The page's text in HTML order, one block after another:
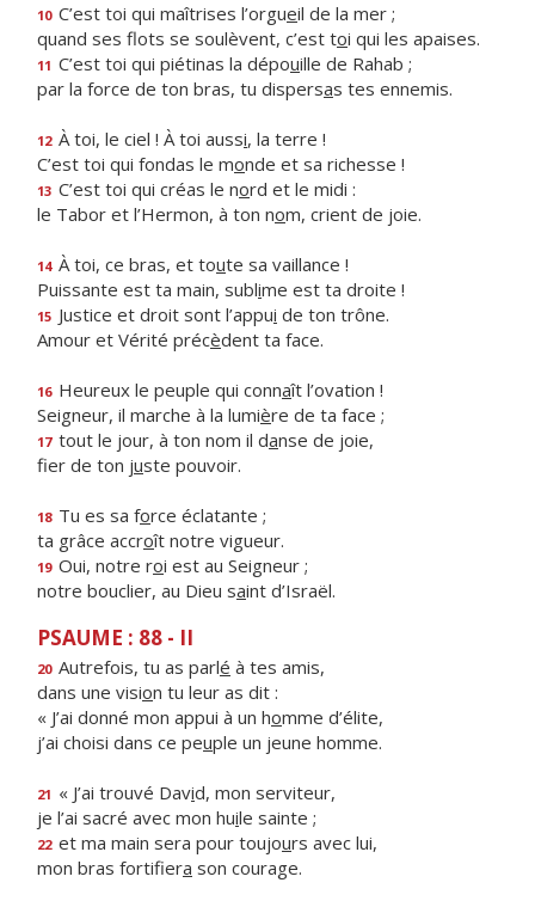
10 C’est toi qui maîtrises l’orgueil de la mer ;
quand ses flots se soulèvent, c’est toi qui les apaises.
11 C’est toi qui piétinas la dépouille de Rahab ;
par la force de ton bras, tu dispersas tes ennemis.
12 À toi, le ciel ! À toi aussi, la terre !
C’est toi qui fondas le monde et sa richesse !
13 C’est toi qui créas le nord et le midi :
le Tabor et l’Hermon, à ton nom, crient de joie.
14 À toi, ce bras, et toute sa vaillance !
Puissante est ta main, sublime est ta droite !
15 Justice et droit sont l’appui de ton trône.
Amour et Vérité précèdent ta face.
16 Heureux le peuple qui connaît l’ovation !
Seigneur, il marche à la lumière de ta face ;
17 tout le jour, à ton nom il danse de joie,
fier de ton juste pouvoir.
18 Tu es sa force éclatante ;
ta grâce accroît notre vigueur.
19 Oui, notre roi est au Seigneur ;
notre bouclier, au Dieu saint d’Israël.
PSAUME : 88 - II
20 Autrefois, tu as parlé à tes amis,
dans une vision tu leur as dit :
« J’ai donné mon appui à un homme d’élite,
j’ai choisi dans ce peuple un jeune homme.
21 « J’ai trouvé David, mon serviteur,
je l’ai sacré avec mon huile sainte ;
22 et ma main sera pour toujours avec lui,
mon bras fortifiera son courage.